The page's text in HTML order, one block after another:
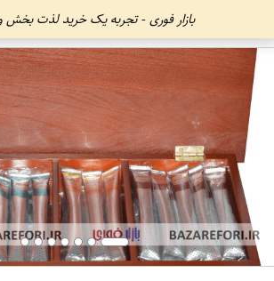
بازار فوری - تجربه یک خرید لذت بخش